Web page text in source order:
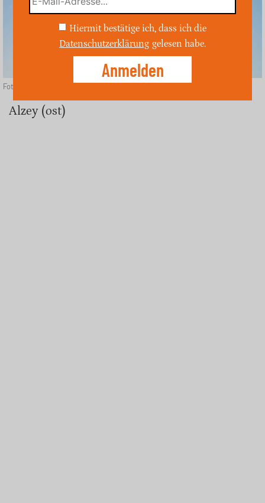
Foto: Depositphotos
Alzey (ost)
Hiermit bestätige ich, dass ich die
Datenschutzerklärung gelesen habe.